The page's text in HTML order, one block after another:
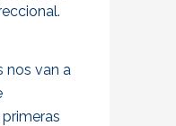
nos van a